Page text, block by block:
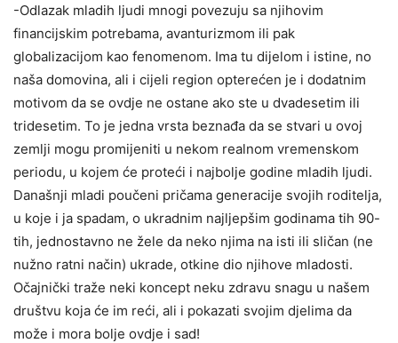
-Odlazak mladih ljudi mnogi povezuju sa njihovim
financijskim potrebama, avanturizmom ili pak
globalizacijom kao fenomenom. Ima tu dijelom i istine, no
naša domovina, ali i cijeli region opterećen je i dodatnim
motivom da se ovdje ne ostane ako ste u dvadesetim ili
tridesetim. To je jedna vrsta beznađa da se stvari u ovoj
zemlji mogu promijeniti u nekom realnom vremenskom
periodu, u kojem će proteći i najbolje godine mladih ljudi.
Današnji mladi poučeni pričama generacije svojih roditelja,
u koje i ja spadam, o ukradnim najljepšim godinama tih 90-
tih, jednostavno ne žele da neko njima na isti ili sličan (ne
nužno ratni način) ukrade, otkine dio njihove mladosti.
Očajnički traže neki koncept neku zdravu snagu u našem
društvu koja će im reći, ali i pokazati svojim djelima da
može i mora bolje ovdje i sad!